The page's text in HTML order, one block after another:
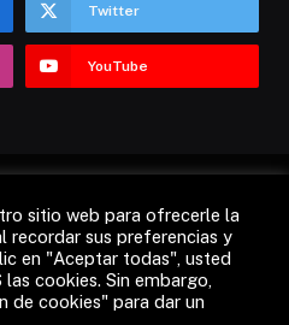
Twitter
YouTube
DE COOKIES
CANDÁS 365 TV RADIO
sitio web para ofrecerle la
recordar sus preferencias y
en "Aceptar todas", usted
cookies. Sin embargo,
de cookies" para dar un